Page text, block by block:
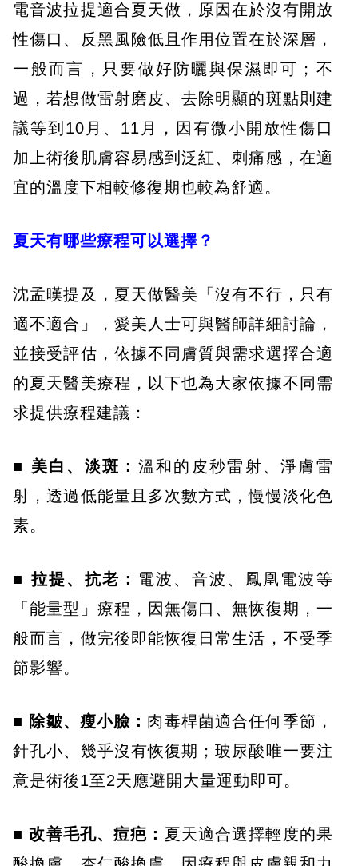
電音波拉提適合夏天做，原因在於沒有開放
性傷口、反黑風險低且作用位置在於深層，
一般而言，只要做好防曬與保濕即可；不
過，若想做雷射磨皮、去除明顯的斑點則建
議等到10月、11月，因有微小開放性傷口
加上術後肌膚容易感到泛紅、刺痛感，在適
宜的溫度下相較修復期也較為舒適。
夏天有哪些療程可以選擇？
沈孟暵提及，夏天做醫美「沒有不行，只有
適不適合」，愛美人士可與醫師詳細討論，
並接受評估，依據不同膚質與需求選擇合適
的夏天醫美療程，以下也為大家依據不同需
求提供療程建議：
■ 美白、淡斑： 溫和的皮秒雷射、淨膚雷
射，透過低能量且多次數方式，慢慢淡化色
素。
■ 拉提、抗老： 電波、音波、鳳凰電波等
「能量型」療程，因無傷口、無恢復期，一
般而言，做完後即能恢復日常生活，不受季
節影響。
■ 除皺、瘦小臉： 肉毒桿菌適合任何季節，
針孔小、幾乎沒有恢復期；玻尿酸唯一要注
意是術後1至2天應避開大量運動即可。
■ 改善毛孔、痘疤： 夏天適合選擇輕度的果